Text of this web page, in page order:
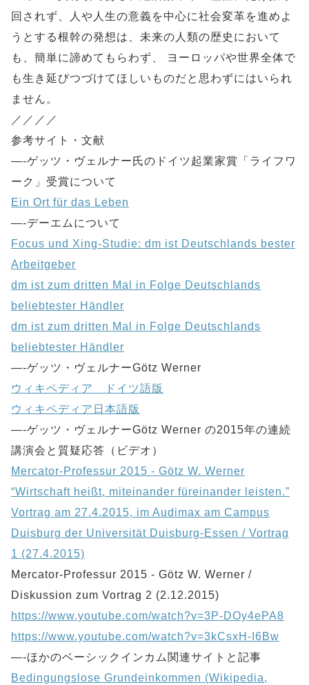
回されず、人や人生の意義を中心に社会変革を進めよ
うとする根幹の発想は、未来の人類の歴史において
も、簡単に諦めてもらわず、 ヨーロッパや世界全体で
も生き延びつづけてほしいものだと思わずにはいられ
ません。
／／／／
参考サイト・文献
—-ゲッツ・ヴェルナー氏のドイツ起業家賞「ライフワ
ーク」受賞について
Ein Ort für das Leben
—-デーエムについて
Focus und Xing-Studie: dm ist Deutschlands bester
Arbeitgeber
dm ist zum dritten Mal in Folge Deutschlands
beliebtester Händler
dm ist zum dritten Mal in Folge Deutschlands
beliebtester Händler
—-ゲッツ・ヴェルナーGötz Werner
ウィキペディア ドイツ語版
ウィキペディア日本語版
—-ゲッツ・ヴェルナーGötz Werner の2015年の連続
講演会と質疑応答（ビデオ）
Mercator-Professur 2015 - Götz W. Werner
“Wirtschaft heißt, miteinander füreinander leisten.”
Vortrag am 27.4.2015, im Audimax am Campus
Duisburg der Universität Duisburg-Essen / Vortrag
1 (27.4.2015)
Mercator-Professur 2015 - Götz W. Werner /
Diskussion zum Vortrag 2 (2.12.2015)
https://www.youtube.com/watch?v=3P-DOy4ePA8
https://www.youtube.com/watch?v=3kCsxH-I6Bw
—-ほかのベーシックインカム関連サイトと記事
Bedingungslose Grundeinkommen (Wikipedia,